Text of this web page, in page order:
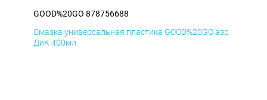
GOOD%20GO 878756688
Смазка универсальная пластика GOOD%20GO аэр
ДиК 400мл